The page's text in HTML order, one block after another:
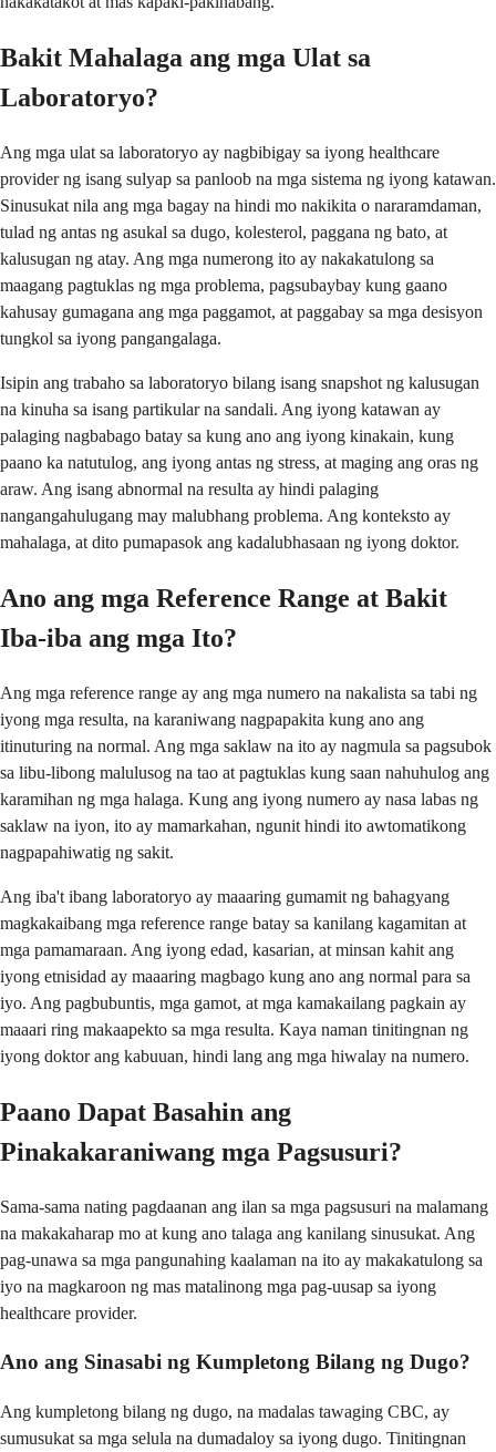
Bakit Mahalaga ang mga Ulat sa
Laboratoryo?
Ang mga ulat sa laboratoryo ay nagbibigay sa iyong healthcare
provider ng isang sulyap sa panloob na mga sistema ng iyong katawan.
Sinusukat nila ang mga bagay na hindi mo nakikita o nararamdaman,
tulad ng antas ng asukal sa dugo, kolesterol, paggana ng bato, at
kalusugan ng atay. Ang mga numerong ito ay nakakatulong sa
maagang pagtuklas ng mga problema, pagsubaybay kung gaano
kahusay gumagana ang mga paggamot, at paggabay sa mga desisyon
tungkol sa iyong pangangalaga.
Isipin ang trabaho sa laboratoryo bilang isang snapshot ng kalusugan
na kinuha sa isang partikular na sandali. Ang iyong katawan ay
palaging nagbabago batay sa kung ano ang iyong kinakain, kung
paano ka natutulog, ang iyong antas ng stress, at maging ang oras ng
araw. Ang isang abnormal na resulta ay hindi palaging
nangangahulugang may malubhang problema. Ang konteksto ay
mahalaga, at dito pumapasok ang kadalubhasaan ng iyong doktor.
Ano ang mga Reference Range at Bakit
Iba-iba ang mga Ito?
Ang mga reference range ay ang mga numero na nakalista sa tabi ng
iyong mga resulta, na karaniwang nagpapakita kung ano ang
itinuturing na normal. Ang mga saklaw na ito ay nagmula sa pagsubok
sa libu-libong malulusog na tao at pagtuklas kung saan nahuhulog ang
karamihan ng mga halaga. Kung ang iyong numero ay nasa labas ng
saklaw na iyon, ito ay mamarkahan, ngunit hindi ito awtomatikong
nagpapahiwatig ng sakit.
Ang iba't ibang laboratoryo ay maaaring gumamit ng bahagyang
magkakaibang mga reference range batay sa kanilang kagamitan at
mga pamamaraan. Ang iyong edad, kasarian, at minsan kahit ang
iyong etnisidad ay maaaring magbago kung ano ang normal para sa
iyo. Ang pagbubuntis, mga gamot, at mga kamakailang pagkain ay
maaari ring makaapekto sa mga resulta. Kaya naman tinitingnan ng
iyong doktor ang kabuuan, hindi lang ang mga hiwalay na numero.
Paano Dapat Basahin ang
Pinakakaraniwang mga Pagsusuri?
Sama-sama nating pagdaanan ang ilan sa mga pagsusuri na malamang
na makakaharap mo at kung ano talaga ang kanilang sinusukat. Ang
pag-unawa sa mga pangunahing kaalaman na ito ay makakatulong sa
iyo na magkaroon ng mas matalinong mga pag-uusap sa iyong
healthcare provider.
Ano ang Sinasabi ng Kumpletong Bilang ng Dugo?
Ang kumpletong bilang ng dugo, na madalas tawaging CBC, ay
sumusukat sa mga selula na dumadaloy sa iyong dugo. Tinitingnan